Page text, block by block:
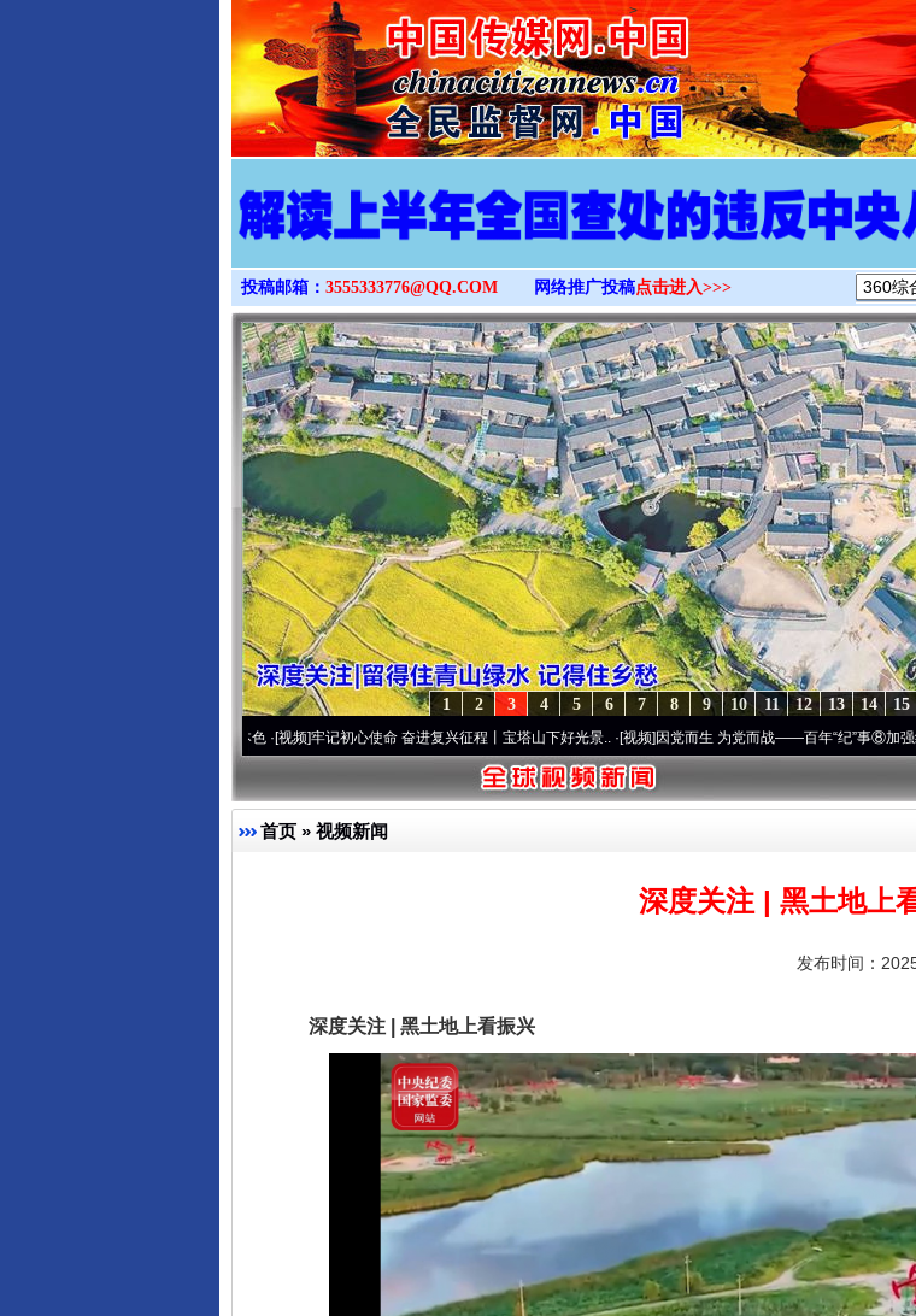
>
投稿邮箱： 3555333776@QQ.COM 网络推广投稿点击进入>>>
15
14
13
12
11
10
9
8
7
6
5
4
3
2
1
牢记初心使命 奋进复兴征程丨宝塔山下好光景..·[视频]因党而生 为党而战——百年“纪”事⑧加强纪律..·[视频]
首页 » 视频新闻
深度关注 | 黑土地上
发布时间：
深度关注 | 黑土地上看振兴